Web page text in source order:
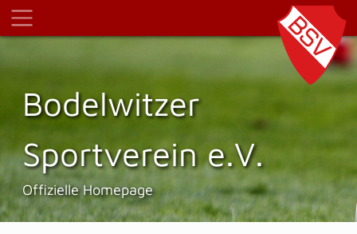
Bodelwitzer
Sportverein e.V.
Offizielle Homepage